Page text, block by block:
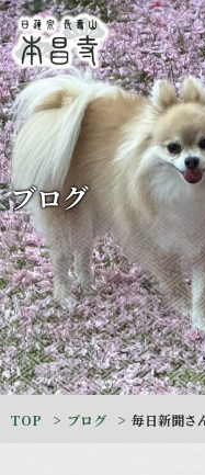
ブログ
TOP ブログ 毎日新聞さ